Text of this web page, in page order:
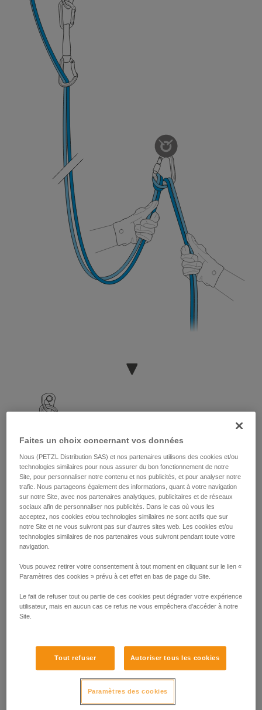
Faites un choix concernant vos données
Nous (PETZL Distribution SAS) et nos partenaires utilisons des cookies et/ou
technologies similaires pour nous assurer du bon fonctionnement de notre
Site, pour personnaliser notre contenu et nos publicités, et pour analyser notre
trafic. Nous partageons également des informations, quant à votre navigation
sur notre Site, avec nos partenaires analytiques, publicitaires et de réseaux
sociaux afin de personnaliser nos publicités. Dans le cas où vous les
acceptez, nos cookies et/ou technologies similaires ne sont actifs que sur
notre Site et ne vous suivront pas sur d’autres sites web. Les cookies et/ou
technologies similaires de nos partenaires vous suivront pendant toute votre
navigation.
Vous pouvez retirer votre consentement à tout moment en cliquant sur le lien «
Paramètres des cookies » prévu à cet effet en bas de page du Site.
Le fait de refuser tout ou partie de ces cookies peut dégrader votre expérience
utilisateur, mais en aucun cas ce refus ne vous empêchera d’accéder à notre
Site.
Tout refuser Autoriser tous les cookies
Paramètres des cookies